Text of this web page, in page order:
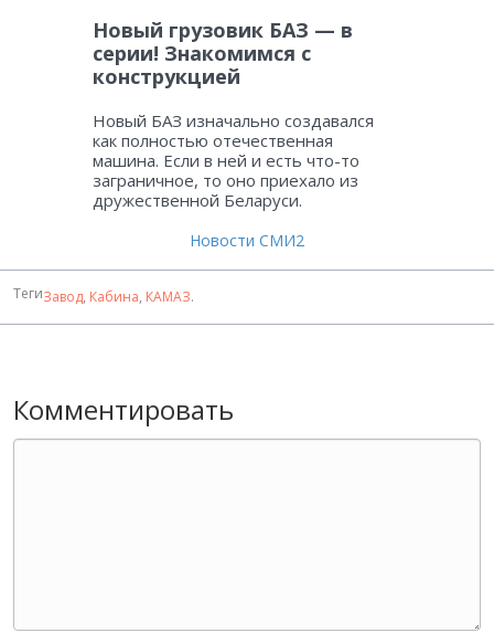
Новый грузовик БАЗ — в
серии! Знакомимся с
конструкцией
Новый БАЗ изначально создавался
как полностью отечественная
машина. Если в ней и есть что-то
заграничное, то оно приехало из
дружественной Беларуси.
Новости СМИ2
ТегиЗавод, Кабина, КАМАЗ.
Комментировать